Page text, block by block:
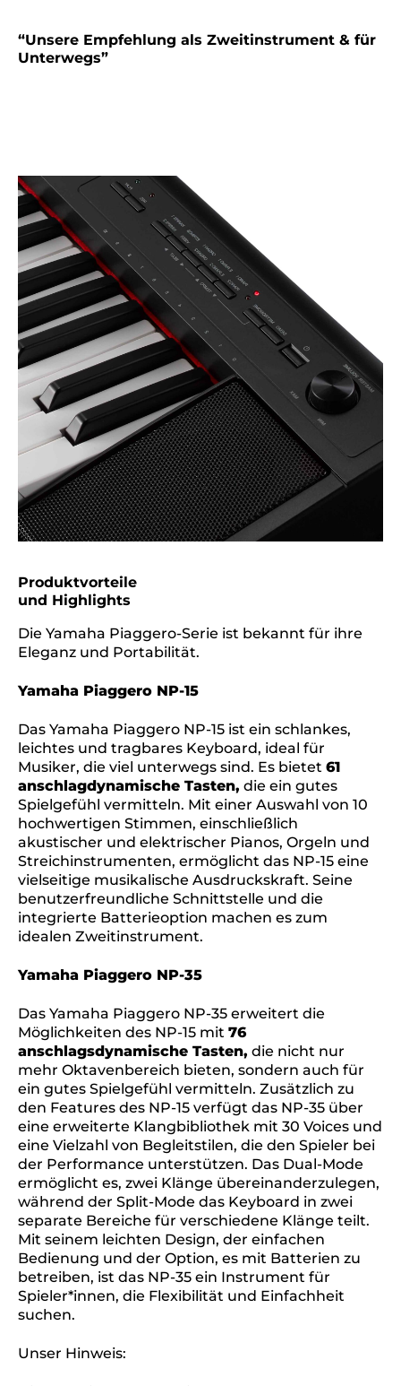
“Unsere Empfehlung als Zweitinstrument & für
Unterwegs”
Produktvorteile
und Highlights
Die Yamaha Piaggero-Serie ist bekannt für ihre
Eleganz und Portabilität.
Yamaha Piaggero NP-15
Das Yamaha Piaggero NP-15 ist ein schlankes,
leichtes und tragbares Keyboard, ideal für
Musiker, die viel unterwegs sind. Es bietet 61
anschlagdynamische Tasten, die ein gutes
Spielgefühl vermitteln. Mit einer Auswahl von 10
hochwertigen Stimmen, einschließlich
akustischer und elektrischer Pianos, Orgeln und
Streichinstrumenten, ermöglicht das NP-15 eine
vielseitige musikalische Ausdruckskraft. Seine
benutzerfreundliche Schnittstelle und die
integrierte Batterieoption machen es zum
idealen Zweitinstrument.
Yamaha Piaggero NP-35
Das Yamaha Piaggero NP-35 erweitert die
Möglichkeiten des NP-15 mit 76
anschlagsdynamische Tasten, die nicht nur
mehr Oktavenbereich bieten, sondern auch für
ein gutes Spielgefühl vermitteln. Zusätzlich zu
den Features des NP-15 verfügt das NP-35 über
eine erweiterte Klangbibliothek mit 30 Voices und
eine Vielzahl von Begleitstilen, die den Spieler bei
der Performance unterstützen. Das Dual-Mode
ermöglicht es, zwei Klänge übereinanderzulegen,
während der Split-Mode das Keyboard in zwei
separate Bereiche für verschiedene Klänge teilt.
Mit seinem leichten Design, der einfachen
Bedienung und der Option, es mit Batterien zu
betreiben, ist das NP-35 ein Instrument für
Spieler*innen, die Flexibilität und Einfachheit
suchen.
Unser Hinweis: